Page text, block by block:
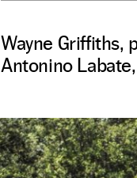
Wayne Griffiths,
Antonino